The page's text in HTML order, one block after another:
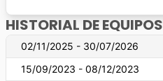
HISTORIAL DE EQUIPOS
02/11/2025 - 30/07/2026
15/09/2023 - 08/12/2023